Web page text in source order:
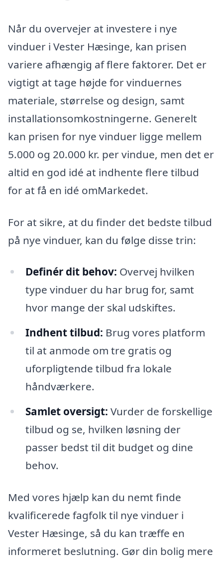
Når du overvejer at investere i nye
vinduer i Vester Hæsinge, kan prisen
variere afhængig af flere faktorer. Det er
vigtigt at tage højde for vinduernes
materiale, størrelse og design, samt
installationsomkostningerne. Generelt
kan prisen for nye vinduer ligge mellem
5.000 og 20.000 kr. per vindue, men det er
altid en god idé at indhente flere tilbud
for at få en idé omMarkedet.
For at sikre, at du finder det bedste tilbud
på nye vinduer, kan du følge disse trin:
Definér dit behov: Overvej hvilken
type vinduer du har brug for, samt
hvor mange der skal udskiftes.
Indhent tilbud: Brug vores platform
til at anmode om tre gratis og
uforpligtende tilbud fra lokale
håndværkere.
Samlet oversigt: Vurder de forskellige
tilbud og se, hvilken løsning der
passer bedst til dit budget og dine
behov.
Med vores hjælp kan du nemt finde
kvalificerede fagfolk til nye vinduer i
Vester Hæsinge, så du kan træffe en
informeret beslutning. Gør din bolig mere